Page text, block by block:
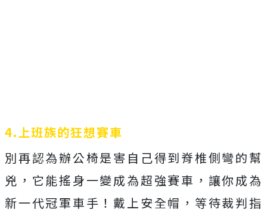
4.上班族的狂想賽車
別再認為辦公椅是害自己得到脊椎側彎的幫
兇，它能搖身一變成為超強賽車，讓你成為
新一代冠軍車手！戴上安全帽，等待裁判指